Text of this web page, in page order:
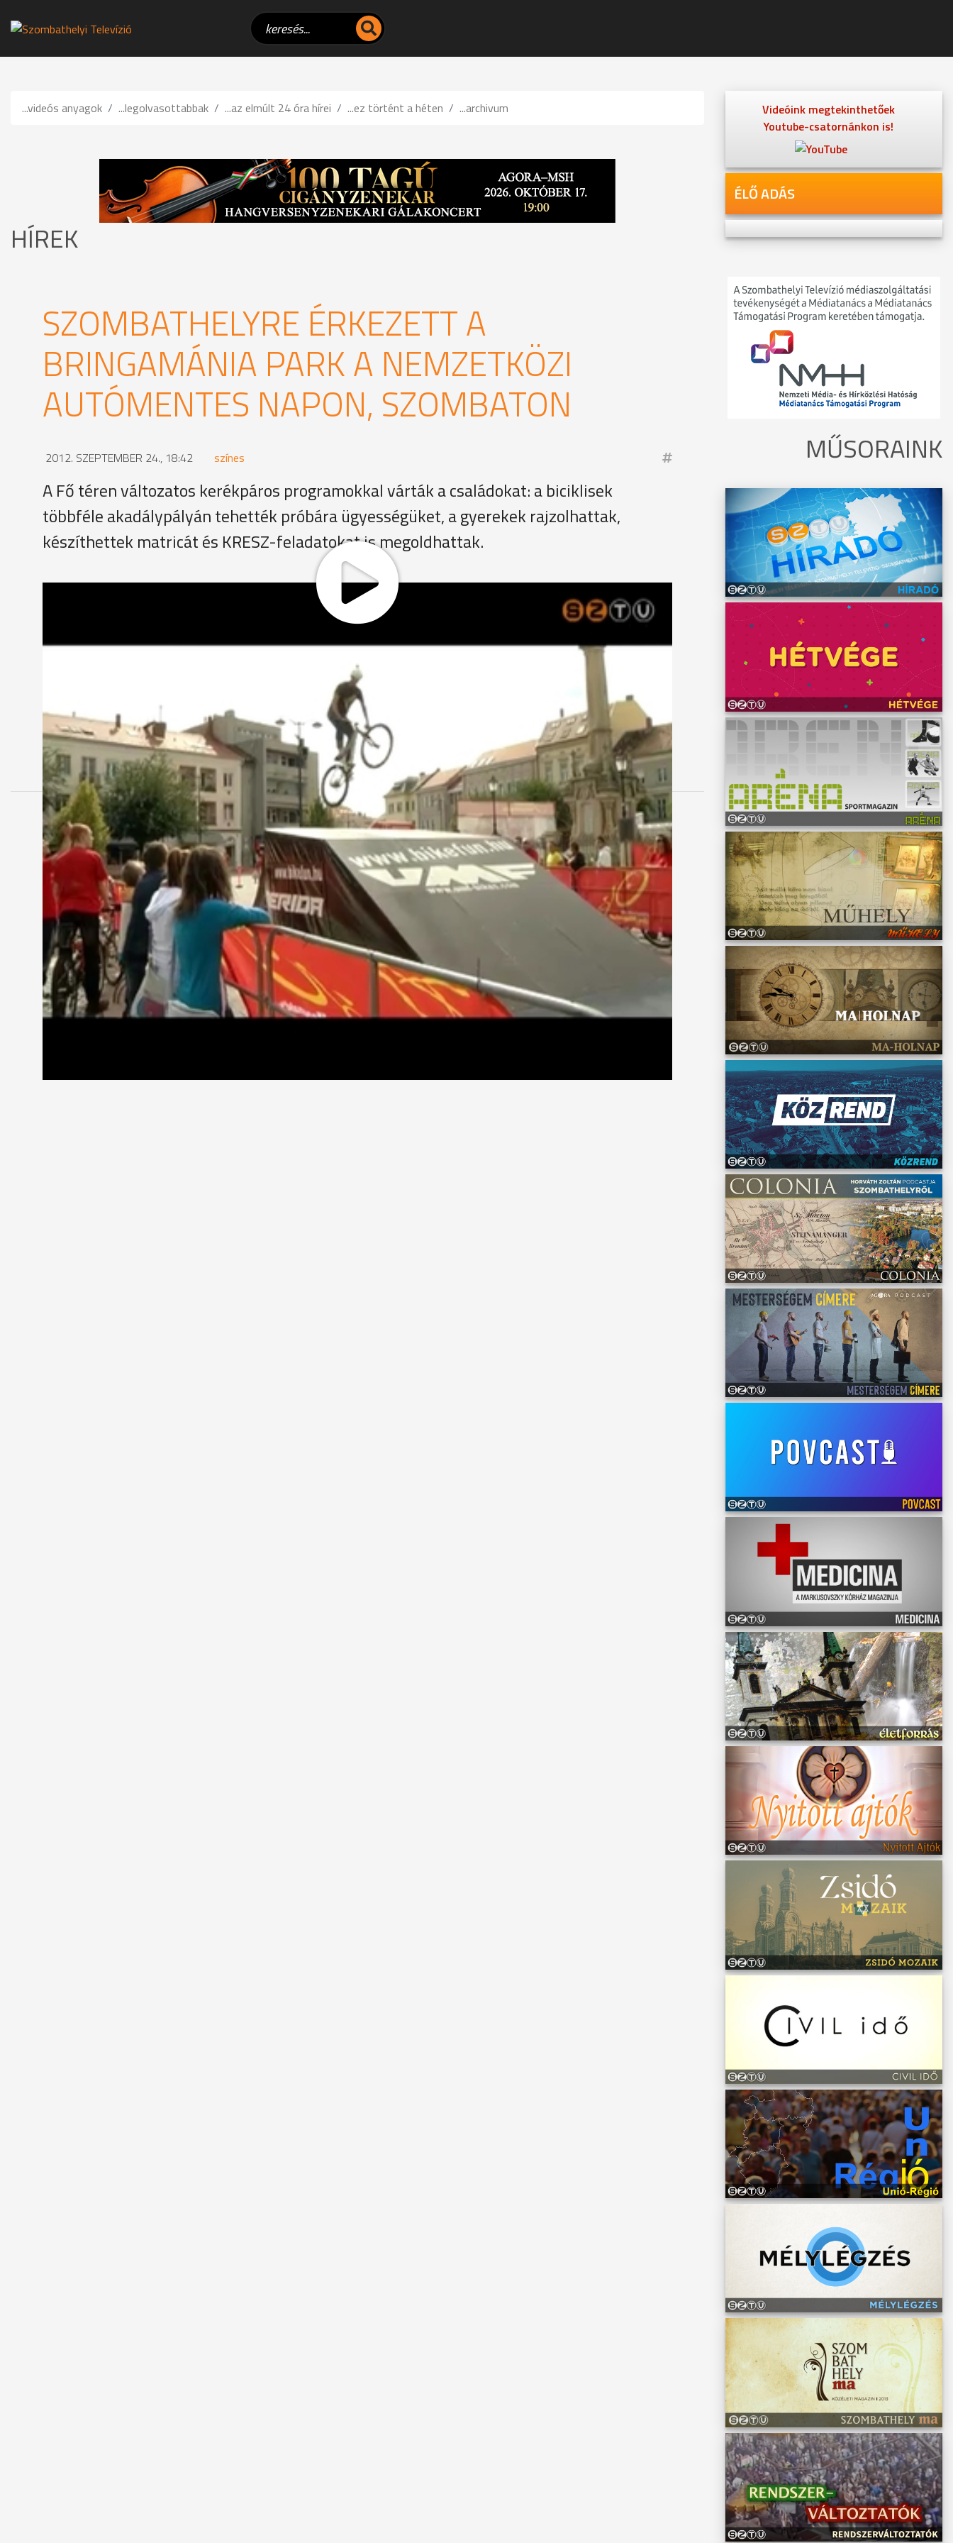
...videós anyagok ...legolvasottabbak ...az elmúlt 24 óra hírei ...ez történt a héten ...archivum
HÍREK
SZOMBATHELYRE ÉRKEZETT A
BRINGAMÁNIA PARK A NEMZETKÖZI
AUTÓMENTES NAPON, SZOMBATON
2012. SZEPTEMBER 24., 18:42 színes
A Fő téren változatos kerékpáros programokkal várták a családokat: a biciklisek
többféle akadálypályán tehették próbára ügyességüket, a gyerekek rajzolhattak,
készíthettek matricát és KRESZ-feladatokat is megoldhattak.
A program leglátványosabb része a bringás felvonulás és a free-style bemutató volt. A szervezők az országjáró
rendezvénnyel a kerékpározást népszerűsítik és a biztonságos közlekedésre hívják fel a gyerekek és a fiatalok
Videóink megtekinthetőek
Youtube-csatornánkon is!
ÉLŐ ADÁS
MŰSORAINK